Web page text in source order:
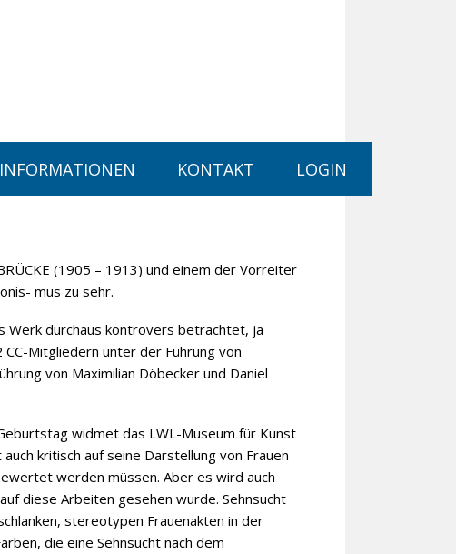
INFORMATIONEN KONTAKT LOGIN
(1905 – 1913) und einem der Vorreiter
mus zu sehr.
Werk durchaus kontrovers betrachtet, ja
Mitgliedern unter der Führung von
von Maximilian Döbecker und Daniel
widmet das LWL-Museum für Kunst
kritisch auf seine Darstellung von Frauen
werden müssen. Aber es wird auch
diese Arbeiten gesehen wurde. Sehnsucht
stereotypen Frauenakten in der
die eine Sehnsucht nach dem